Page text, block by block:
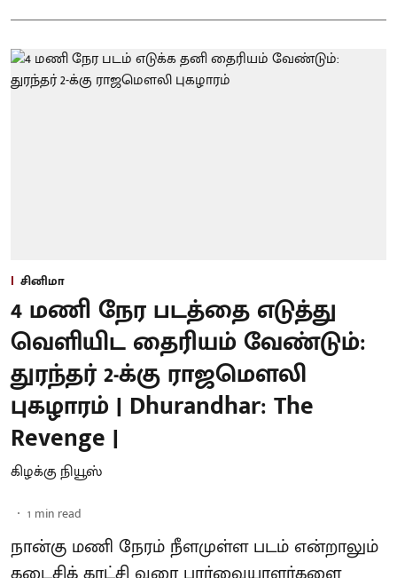
சினிமா
4 மணி நேர படத்தை எடுத்து
வெளியிட தைரியம் வேண்டும்:
துரந்தர் 2-க்கு ராஜமௌலி
புகழாரம் | Dhurandhar: The
Revenge |
கிழக்கு நியூஸ்
1 min read
நான்கு மணி நேரம் நீளமுள்ள படம் என்றாலும்